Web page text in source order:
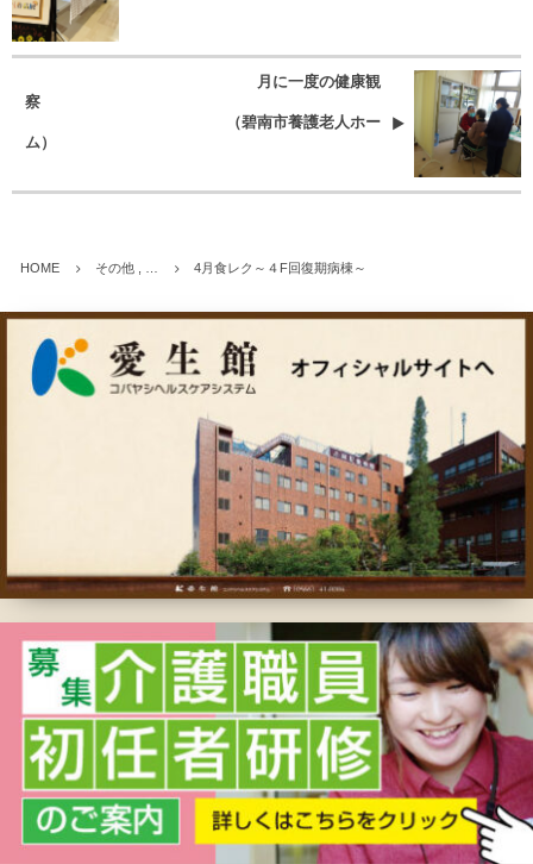
月に一度の健康観
察
（碧南市養護老人ホー
ム）
HOME その他 , … 4月食レク～４F回復期病棟～